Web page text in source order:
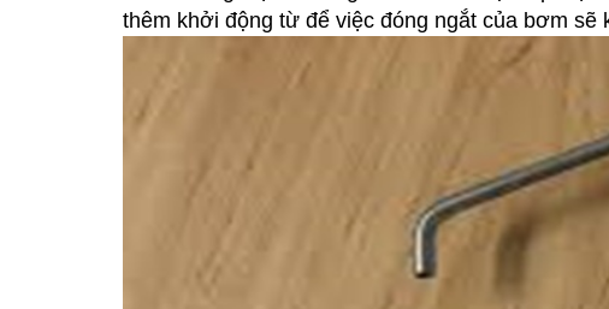
thêm khởi động từ để việc đóng ngắt của bơm